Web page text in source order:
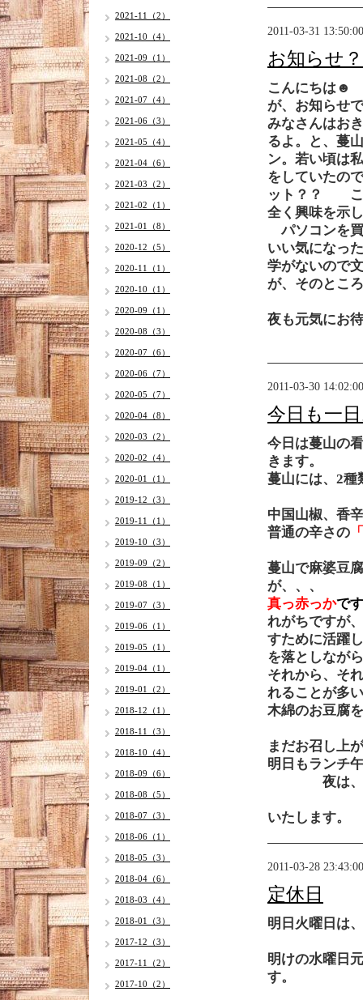
2011-03-31 13:50:00
お知らせ
こんにちは☻
が、お知らせ
みなさんはお
るよ。と、蔓
ン。若い頃は
をしていたの
ット？？ こ
全く興味を示
パソコンを
いい気になっ
学がないので
が、そのとこ
夜も元気にお
2011-03-30 14:02:00
今日も一
今日は蔓山の
きます。
蔓山には、2種
中国山椒、香
普通の辛さの
蔓山で麻婆豆
が、、、
真っ赤っかです
れがちですが
すために活躍
を落としなが
それから、
れることが多
木綿のお豆
まだお召し上
明日もランチ
夜は、午
いたします。
2011-03-28 23:43:00
定休日
明日火曜日は
明けの水曜日
す。
2021-11（2）
2021-10（4）
2021-09（1）
2021-08（2）
2021-07（4）
2021-06（3）
2021-05（4）
2021-04（6）
2021-03（2）
2021-02（1）
2021-01（8）
2020-12（5）
2020-11（1）
2020-10（1）
2020-09（1）
2020-08（3）
2020-07（6）
2020-06（7）
2020-05（7）
2020-04（8）
2020-03（2）
2020-02（4）
2020-01（1）
2019-12（3）
2019-11（1）
2019-10（3）
2019-09（2）
2019-08（1）
2019-07（3）
2019-06（1）
2019-05（1）
2019-04（1）
2019-01（2）
2018-12（1）
2018-11（3）
2018-10（4）
2018-09（6）
2018-08（5）
2018-07（3）
2018-06（1）
2018-05（3）
2018-04（6）
2018-03（4）
2018-01（3）
2017-12（3）
2017-11（2）
2017-10（2）